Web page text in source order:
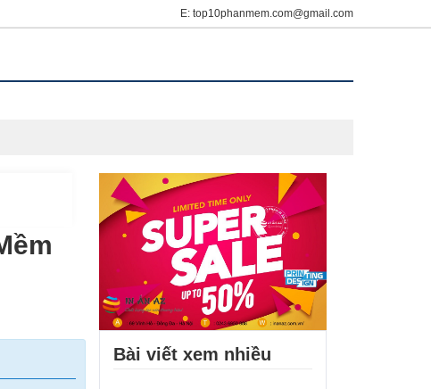
E: top10phanmem.com@gmail.com
Bài viết xem nhiều